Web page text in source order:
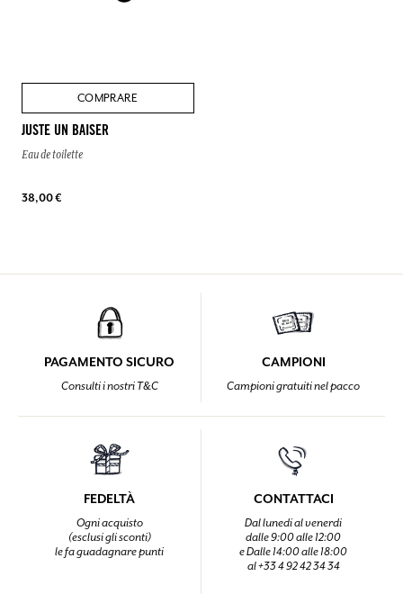
COMPRARE
JUSTE UN BAISER
Eau de toilette
38,00 €
PAGAMENTO SICURO
Consulti i nostri T&C
CAMPIONI
Campioni gratuiti nel pacco
FEDELTÀ
Ogni acquisto
(esclusi gli sconti)
le fa guadagnare punti
CONTATTACI
Dal lunedi al venerdi
dalle 9:00 alle 12:00
e Dalle 14:00 alle 18:00
al +33 4 92 42 34 34